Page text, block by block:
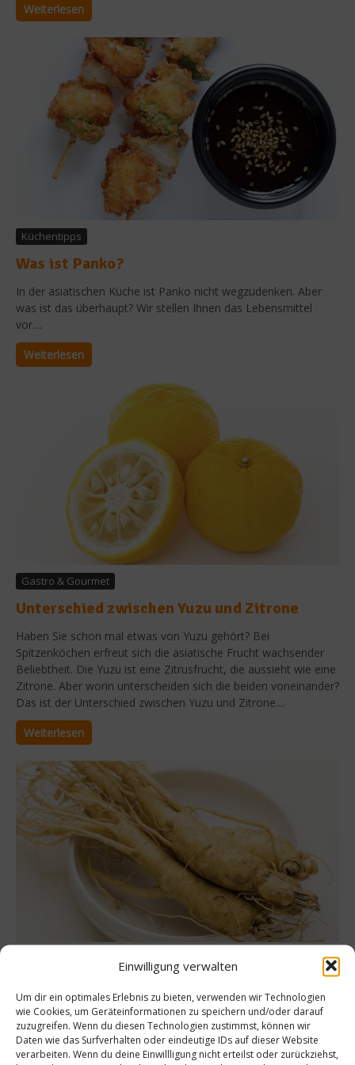
Einwilligung verwalten
Um dir ein optimales Erlebnis zu bieten, verwenden wir Technologien
wie Cookies, um Geräteinformationen zu speichern und/oder darauf
zuzugreifen. Wenn du diesen Technologien zustimmst, können wir
Daten wie das Surfverhalten oder eindeutige IDs auf dieser Website
verarbeiten. Wenn du deine Einwillligung nicht erteilst oder zurückziehst,
Weiterlesen
Küchentipps
Was ist Panko?
In der asiatischen Küche ist Panko nicht wegzudenken. Aber
was ist das überhaupt? Wir stellen Ihnen das Lebensmittel
vor....
Weiterlesen
Gastro & Gourmet
Unterschied zwischen Yuzu und Zitrone
Haben Sie schon mal etwas von Yuzu gehört? Bei
Spitzenköchen erfreut sich die asiatische Frucht wachsender
Beliebtheit. Die Yuzu ist eine Zitrusfrucht, die aussieht wie eine
Zitrone. Aber worin unterscheiden sich die beiden voneinander?
Das ist der Unterschied zwischen Yuzu und Zitrone....
Weiterlesen
Mit Ginseng zu kochen, ist in der asiatischen Küche alltäglich.
Dort kommt die Wurzel vielseitig zum Einsatz: zum Beispiel als
Zutat für Suppen oder in Form von Tee. Bei uns erfahren Sie